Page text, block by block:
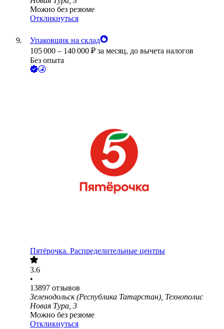
Можно без резюме
Откликнуться
Упаковщик на склад
105 000 – 140 000 ₽ за месяц, до вычета налогов
Без опыта
Пятёрочка. Распределительные центры
3.6
•
13897 отзывов
Зеленодольск (Республика Татарстан), Технополис
Новая Тура, 3
Можно без резюме
Откликнуться